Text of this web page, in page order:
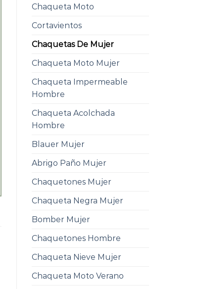
Chaqueta Moto
Cortavientos
Chaquetas De Mujer
Chaqueta Moto Mujer
Chaqueta Impermeable
Hombre
Chaqueta Acolchada
Hombre
Blauer Mujer
Abrigo Paño Mujer
Chaquetones Mujer
Chaqueta Negra Mujer
Bomber Mujer
Chaquetones Hombre
Chaqueta Nieve Mujer
Chaqueta Moto Verano